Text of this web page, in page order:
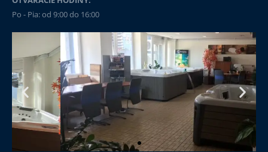
Aplikácia Virtual View™ AR
ČÍTAŤ VIAC »
Po - Pia: od 9:00 do 16:00